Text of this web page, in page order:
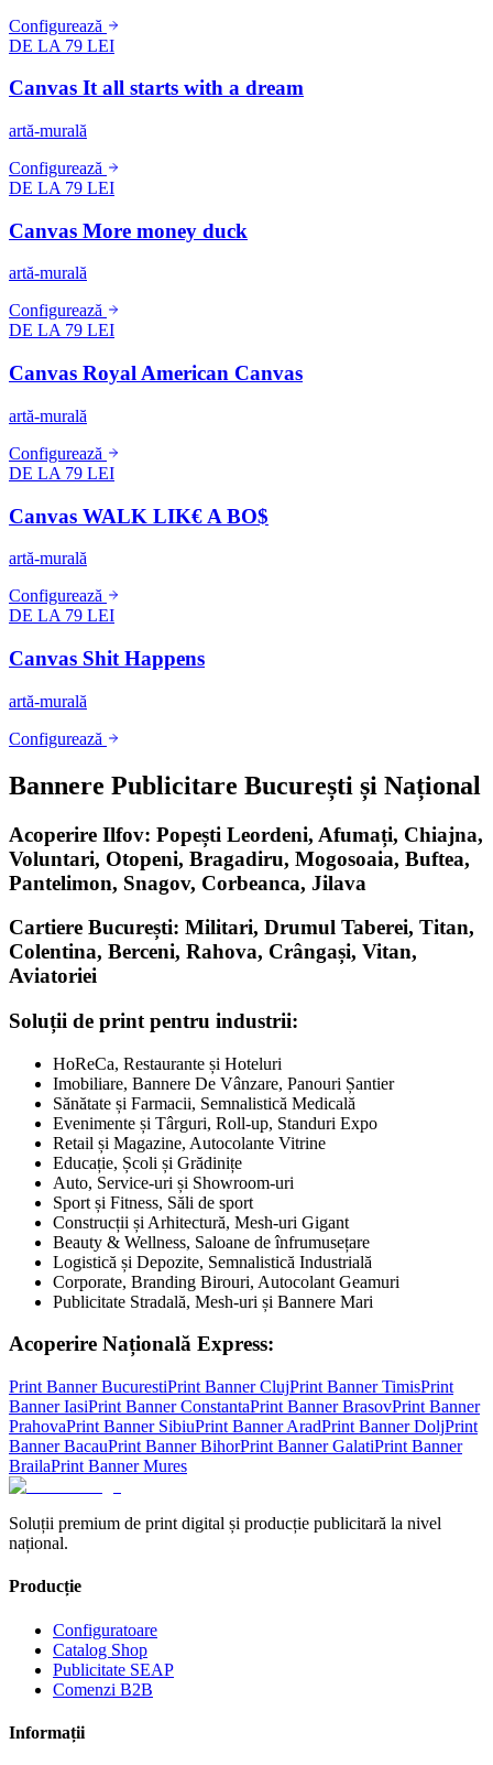
Configurează
DE LA 79 LEI
Canvas It all starts with a dream
artă-murală
Configurează
DE LA 79 LEI
Canvas More money duck
artă-murală
Configurează
DE LA 79 LEI
Canvas Royal American Canvas
artă-murală
Configurează
DE LA 79 LEI
Canvas WALK LIK€ A BO$
artă-murală
Configurează
DE LA 79 LEI
Canvas Shit Happens
artă-murală
Configurează
Bannere Publicitare București și Național
Acoperire Ilfov: Popești Leordeni, Afumați, Chiajna,
Voluntari, Otopeni, Bragadiru, Mogosoaia, Buftea,
Pantelimon, Snagov, Corbeanca, Jilava
Cartiere București: Militari, Drumul Taberei, Titan,
Colentina, Berceni, Rahova, Crângași, Vitan,
Aviatoriei
Soluții de print pentru industrii:
HoReCa, Restaurante și Hoteluri
Imobiliare, Bannere De Vânzare, Panouri Șantier
Sănătate și Farmacii, Semnalistică Medicală
Evenimente și Târguri, Roll-up, Standuri Expo
Retail și Magazine, Autocolante Vitrine
Educație, Școli și Grădinițe
Auto, Service-uri și Showroom-uri
Sport și Fitness, Săli de sport
Construcții și Arhitectură, Mesh-uri Gigant
Beauty & Wellness, Saloane de înfrumusețare
Logistică și Depozite, Semnalistică Industrială
Corporate, Branding Birouri, Autocolant Geamuri
Publicitate Stradală, Mesh-uri și Bannere Mari
Acoperire Națională Express:
Print BannerBucurestiPrint BannerClujPrint BannerTimisPrint
BannerIasiPrint BannerConstantaPrint BannerBrasovPrint Banner
PrahovaPrint Banner SibiuPrint BannerAradPrint BannerDoljPrint
BannerBacauPrint BannerBihorPrint BannerGalatiPrint Banner
BrailaPrint BannerMures
Soluții premium de print digital și producție publicitară la nivel
național.
Producție
Configuratoare
Catalog Shop
Publicitate SEAP
Comenzi B2B
Informații